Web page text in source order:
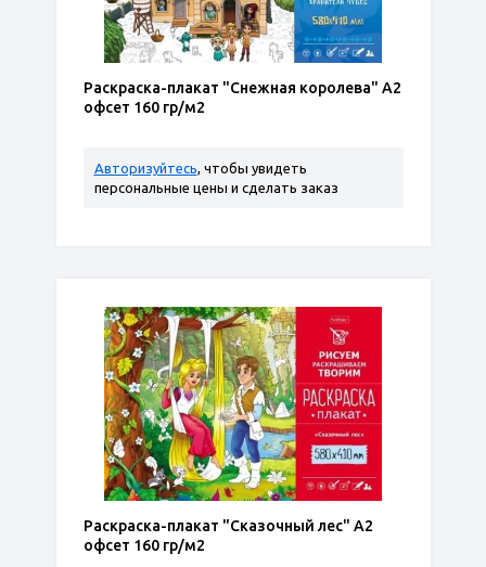
Раскраска-плакат "Снежная королева" А2
офсет 160 гр/м2
Авторизуйтесь, чтобы увидеть
персональные цены и сделать заказ
Раскраска-плакат "Сказочный лес" А2
офсет 160 гр/м2